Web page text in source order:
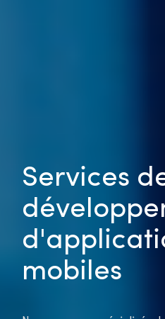
Services
mobiles